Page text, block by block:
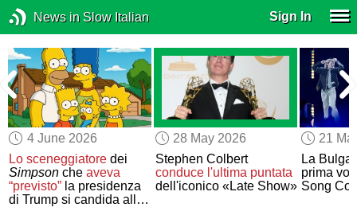
News in Slow Italian Sign In
4 June 2026
Lo sceneggiatore dei
Simpson cheaveva
“previsto” la presidenza
di Trump si candida alla
28 May 2026
Stephen Colbert
conduce l'ultima puntata
dell'iconico «Late Show»
21
La
prima
Song